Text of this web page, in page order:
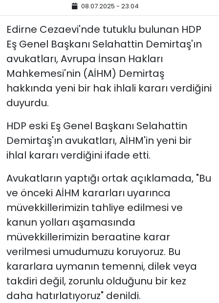
08.07.2025 - 23:04
Edirne Cezaevi'nde tutuklu bulunan HDP
Eş Genel Başkanı Selahattin Demirtaş'ın
avukatları, Avrupa İnsan Hakları
Mahkemesi'nin (AİHM) Demirtaş
hakkında yeni bir hak ihlali kararı verdiğini
duyurdu.
HDP eski Eş Genel Başkanı Selahattin
Demirtaş'ın avukatları, AİHM'in yeni bir
ihlal kararı verdiğini ifade etti.
Avukatların yaptığı ortak açıklamada, "Bu
ve önceki AİHM kararları uyarınca
müvekkillerimizin tahliye edilmesi ve
kanun yolları aşamasında
müvekkillerimizin beraatine karar
verilmesi umudumuzu koruyoruz. Bu
kararlara uymanın temenni, dilek veya
takdiri değil, zorunlu olduğunu bir kez
daha hatırlatıyoruz" denildi.